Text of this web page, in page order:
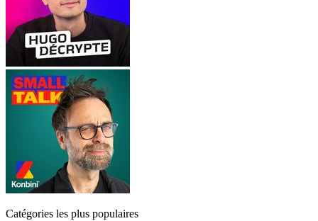
Catégories les plus populaires